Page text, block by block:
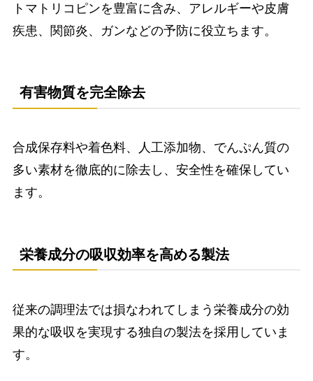
トマトリコピンを豊富に含み、アレルギーや皮膚
疾患、関節炎、ガンなどの予防に役立ちます。
有害物質を完全除去
合成保存料や着色料、人工添加物、でんぷん質の
多い素材を徹底的に除去し、安全性を確保してい
ます。
栄養成分の吸収効率を高める製法
従来の調理法では損なわれてしまう栄養成分の効
果的な吸収を実現する独自の製法を採用していま
す。